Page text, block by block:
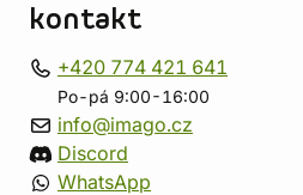
kontakt
+420 774 421 641
Po-pá 9:00-16:00
info@imago.cz
Discord
WhatsApp